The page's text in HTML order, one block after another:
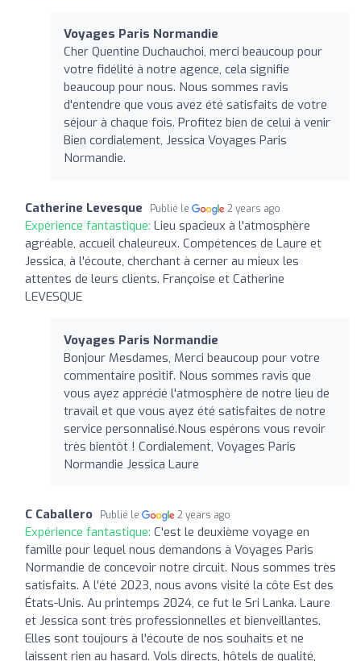
Voyages Paris Normandie
Cher Quentine Duchauchoi, merci beaucoup pour
votre fidélité à notre agence, cela signifie
beaucoup pour nous. Nous sommes ravis
d'entendre que vous avez été satisfaits de votre
séjour à chaque fois. Profitez bien de celui à venir
Bien cordialement, Jessica Voyages Paris
Normandie.
Catherine Levesque Publié le 2 years ago
Expérience fantastique: Lieu spacieux à l'atmosphère
agréable, accueil chaleureux. Compétences de Laure et
Jessica, à l'écoute, cherchant à cerner au mieux les
attentes de leurs clients. Françoise et Catherine
LEVESQUE
Voyages Paris Normandie
Bonjour Mesdames, Merci beaucoup pour votre
commentaire positif. Nous sommes ravis que
vous ayez apprécié l'atmosphère de notre lieu de
travail et que vous ayez été satisfaites de notre
service personnalisé.Nous espérons vous revoir
très bientôt ! Cordialement, Voyages Paris
Normandie Jessica Laure
C Caballero Publié le 2 years ago
Expérience fantastique: C'est le deuxième voyage en
famille pour lequel nous demandons à Voyages Paris
Normandie de concevoir notre circuit. Nous sommes très
satisfaits. A l'été 2023, nous avons visité la côte Est des
États-Unis. Au printemps 2024, ce fut le Sri Lanka. Laure
et Jessica sont très professionnelles et bienveillantes.
Elles sont toujours à l'écoute de nos souhaits et ne
laissent rien au hasard. Vols directs, hôtels de qualité,